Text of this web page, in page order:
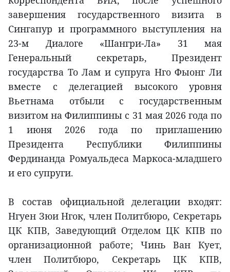
завершения государственного визита в
Сингапур и программного выступления на
23-м Диалоге «Шангри-Ла» 31 мая
Генеральный секретарь, Президент
государства То Лам и супруга Нго Фыонг Ли
вместе с делегацией высокого уровня
Вьетнама отбыли с государственным
визитом на Филиппины с 31 мая 2026 года по
1 июня 2026 года по приглашению
Президента Республики Филиппины
Фердинанда Ромуальдеса Маркоса-младшего
и его супруги.
В состав официальной делегации входят:
Нгуен Зюи Нгок, член Политбюро, Секретарь
ЦК КПВ, Заведующий Отделом ЦК КПВ по
организационной работе; Чинь Ван Кует,
член Политбюро, Секретарь ЦК КПВ,